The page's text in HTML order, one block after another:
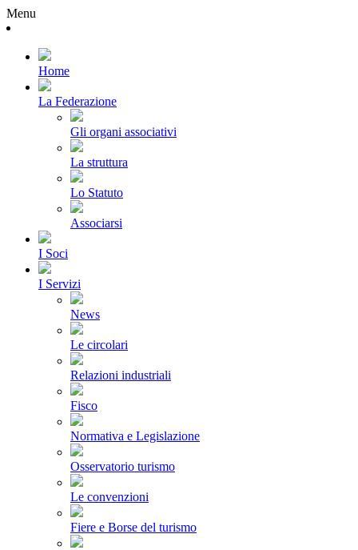
Menu
Home
La Federazione
Gli organi associativi
La struttura
Lo Statuto
Associarsi
I Soci
I Servizi
News
Le circolari
Relazioni industriali
Fisco
Normativa e Legislazione
Osservatorio turismo
Le convenzioni
Fiere e Borse del turismo